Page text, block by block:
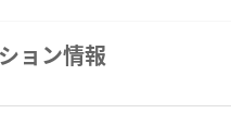
ョン情報